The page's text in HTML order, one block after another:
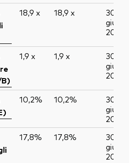
18,9 x 18,9 x
30
giu
2026
1,9 x 1,9 x
30
giu
2026
10,2% 10,2%
30
giu
2026
17,8% 17,8%
30
giu
2026